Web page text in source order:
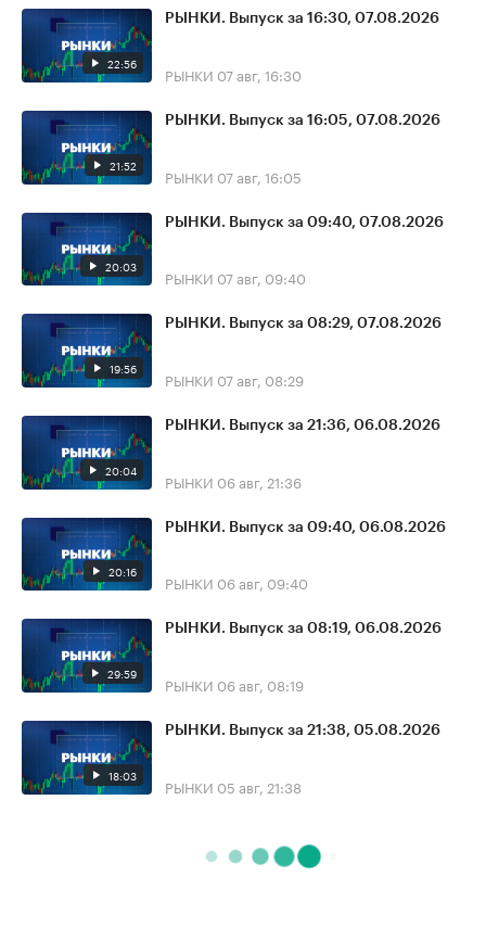
22:56
РЫНКИ. Выпуск за 16:30, 07.08.2026
РЫНКИ 07 авг, 16:30
21:52
РЫНКИ. Выпуск за 16:05, 07.08.2026
РЫНКИ 07 авг, 16:05
20:03
РЫНКИ. Выпуск за 09:40, 07.08.2026
РЫНКИ 07 авг, 09:40
19:56
РЫНКИ. Выпуск за 08:29, 07.08.2026
РЫНКИ 07 авг, 08:29
20:04
РЫНКИ. Выпуск за 21:36, 06.08.2026
РЫНКИ 06 авг, 21:36
20:16
РЫНКИ. Выпуск за 09:40, 06.08.2026
РЫНКИ 06 авг, 09:40
29:59
РЫНКИ. Выпуск за 08:19, 06.08.2026
РЫНКИ 06 авг, 08:19
18:03
РЫНКИ. Выпуск за 21:38, 05.08.2026
РЫНКИ 05 авг, 21:38